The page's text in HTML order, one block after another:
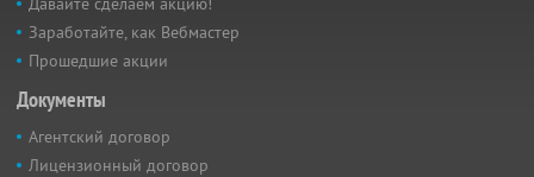
Заработайте, как Вебмастер
Прошедшие акции
Документы
Агентский договор
Лицензионный договор